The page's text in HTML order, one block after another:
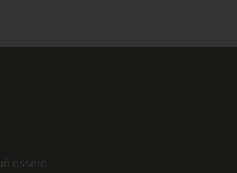
essere